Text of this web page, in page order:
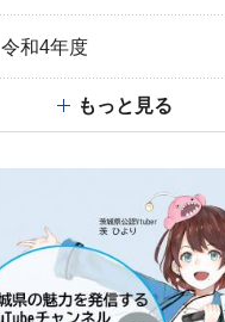
令和4年度
もっと見る